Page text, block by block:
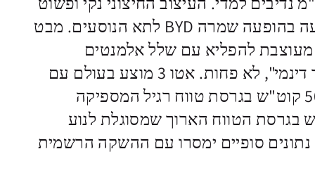
למדי, אולם את ההפתעה בהופעה שמרה BYD לתא הנוסעים. מבט
מעוצבת להפליא עם שלל אלמנטים
בהשראת "הליכון כושר דינמי", לא פחות. אטו 3 מוצע בעולם עם
שתי סוללות לבחירה: 50 קוט"ש בגרסת טווח רגיל המספיקה
ו-60 קוט"ש בגרסת הטווח הארוך שמסוגלת לנוע
נתונים סופיים ימסרו עם ההשקה הרשמית